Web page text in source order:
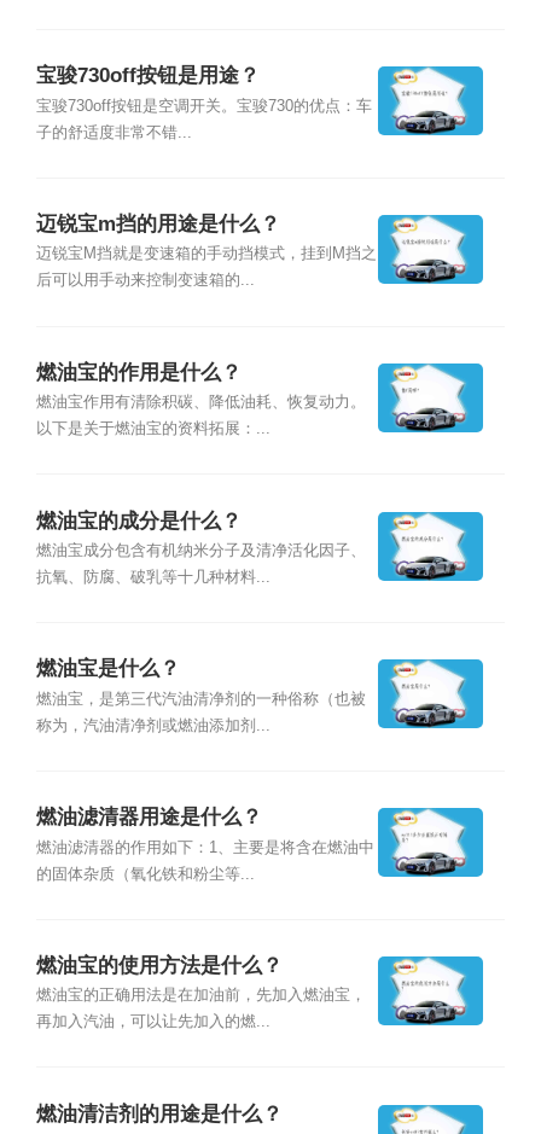
宝骏730off按钮是用途？
宝骏730off按钮是空调开关。宝骏730的优点：车
子的舒适度非常不错...
迈锐宝m挡的用途是什么？
迈锐宝M挡就是变速箱的手动挡模式，挂到M挡之
后可以用手动来控制变速箱的...
燃油宝的作用是什么？
燃油宝作用有清除积碳、降低油耗、恢复动力。
以下是关于燃油宝的资料拓展：...
燃油宝的成分是什么？
燃油宝成分包含有机纳米分子及清净活化因子、
抗氧、防腐、破乳等十几种材料...
燃油宝是什么？
燃油宝，是第三代汽油清净剂的一种俗称（也被
称为，汽油清净剂或燃油添加剂...
燃油滤清器用途是什么？
燃油滤清器的作用如下：1、主要是将含在燃油中
的固体杂质（氧化铁和粉尘等...
燃油宝的使用方法是什么？
燃油宝的正确用法是在加油前，先加入燃油宝，
再加入汽油，可以让先加入的燃...
燃油清洁剂的用途是什么？